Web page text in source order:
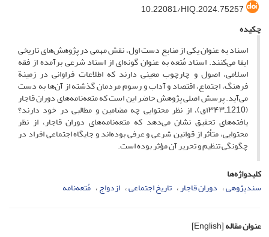
10.22081/HIQ.2024.75257
چکیده
اسناد به عنوان یکی از منابع دست اول، نقش مهمی در پژوهش‌های تاریخی
ایفا می‌کنند. اسناد مُتعه به عنوان گونه‌ای از اسناد شرعی برآمده از فقه
اسلامی، اصول و چارچوب معینی دارند که اطلاعات فراوانی در زمینة
فرهنگ، اجتماع، اقتصاد و آداب و رسوم مردمان گذشته از آن‌ها به دست
می‌آید. پرسش اصلی پژوهش حاضر این است که متعه‌‌نامه‌های دوران قاجار
(1210ـ۱۳۴۳ق)، از نظر محتوایی چه مضامین و مطالبی در خود دارند؟
یافته‌های تحقیق نشان می‌دهد که متعه‌‌نامه‌های دوران قاجار، از نظر
محتوایی، متأثر از قوانین شرعی و عرفی بوده‌اند و جایگاه اجتماعی افراد در
چگونگی تنظیم و تحریر آن مؤثر بوده است.
کلیدواژه‌ها
سندپژوهی دوران قاجار تاریخ اجتماعی ازدواج مُتعه‌نامه
عنوان مقاله[English]